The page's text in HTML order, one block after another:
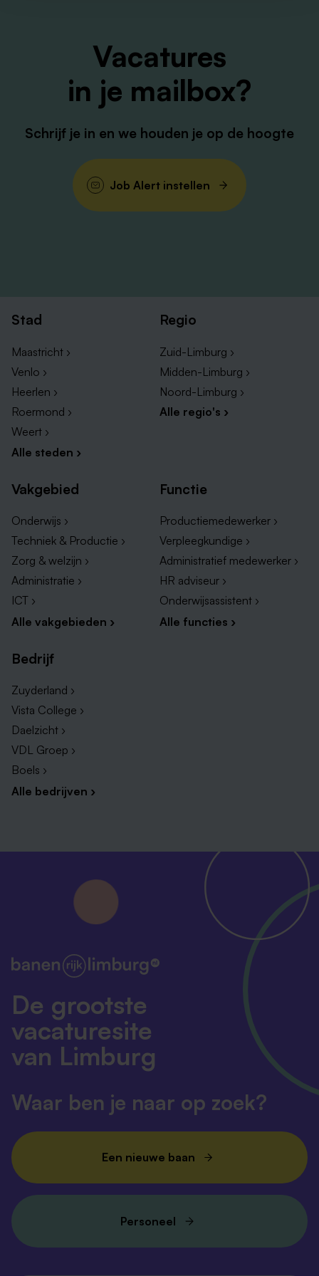
Vacatures
in je mailbox?
Schrijf je in en we houden je op de hoogte
Job Alert instellen
Stad
Maastricht ›
Venlo ›
Heerlen ›
Roermond ›
Weert ›
Alle steden ›
Regio
Zuid-Limburg ›
Midden-Limburg ›
Noord-Limburg ›
Alle regio's ›
Vakgebied
Onderwijs ›
Techniek & Productie ›
Zorg & welzijn ›
Administratie ›
ICT ›
Alle vakgebieden ›
Functie
Productiemedewerker ›
Verpleegkundige ›
Administratief medewerker ›
HR adviseur ›
Onderwijsassistent ›
Alle functies ›
Bedrijf
Zuyderland ›
Vista College ›
Daelzicht ›
VDL Groep ›
Boels ›
Alle bedrijven ›
De grootste
vacaturesite
van Limburg
Waar ben je naar op zoek?
Een nieuwe baan
Personeel